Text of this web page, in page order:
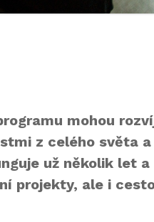
mohou
z celého světa
už několik let a
projekty, ale i